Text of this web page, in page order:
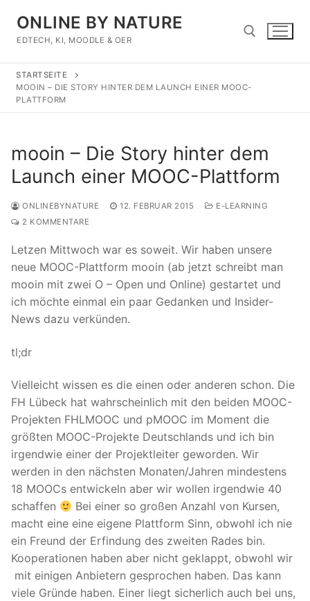
Inhalt
springen
ONLINE BY NATURE
EDTECH, KI, MOODLE & OER
Suchen nach:
STARTSEITE
MOOIN – DIE STORY HINTER DEM LAUNCH EINER MOOC-
PLATTFORM
mooin – Die Story hinter dem
Launch einer MOOC-Plattform
ONLINEBYNATURE 12. FEBRUAR 2015
E-LEARNING
2 KOMMENTARE
Letzen Mittwoch war es soweit. Wir haben unsere
neue MOOC-Plattform mooin (ab jetzt schreibt man
mooin mit zwei O – Open und Online) gestartet und
ich möchte einmal ein paar Gedanken und Insider-
News dazu verkünden.
tl;dr
Vielleicht wissen es die einen oder anderen schon. Die
FH Lübeck hat wahrscheinlich mit den beiden MOOC-
Projekten FHLMOOC und pMOOC im Moment die
größten MOOC-Projekte Deutschlands und ich bin
irgendwie einer der Projektleiter geworden. Wir
werden in den nächsten Monaten/Jahren mindestens
18 MOOCs entwickeln aber wir wollen irgendwie 40
schaffen
Bei einer so großen Anzahl von Kursen,
macht eine eine eigene Plattform Sinn, obwohl ich nie
ein Freund der Erfindung des zweiten Rades bin.
Kooperationen haben aber nicht geklappt, obwohl wir
mit einigen Anbietern gesprochen haben. Das kann
viele Gründe haben. Einer liegt sicherlich auch bei uns,